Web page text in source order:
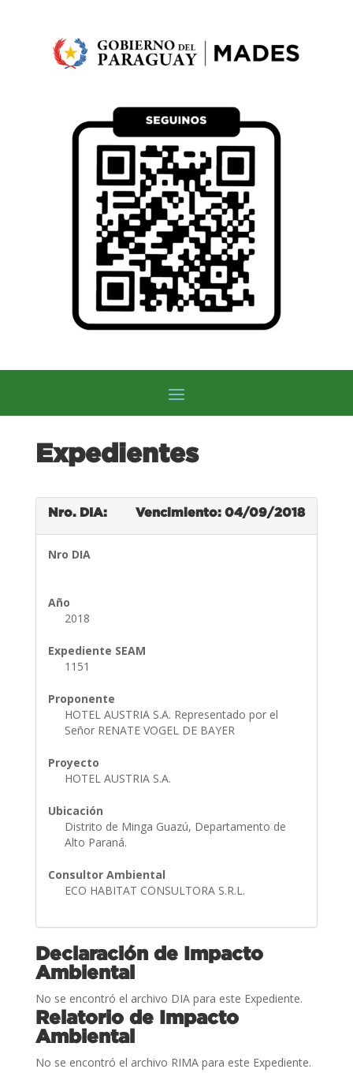
Expedientes
Nro. DIA: Vencimiento: 04/09/2018
Nro DIA
Año
2018
Expediente SEAM
1151
Proponente
HOTEL AUSTRIA S.A. Representado por el
Señor RENATE VOGEL DE BAYER
Proyecto
HOTEL AUSTRIA S.A.
Ubicación
Distrito de Minga Guazú, Departamento de
Alto Paraná.
Consultor Ambiental
ECO HABITAT CONSULTORA S.R.L.
Declaración de Impacto
Ambiental
No se encontró el archivo DIA para este Expediente.
Relatorio de Impacto
Ambiental
No se encontró el archivo RIMA para este Expediente.